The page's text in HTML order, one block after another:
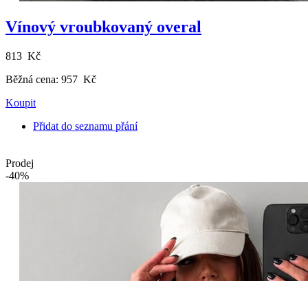
Vínový vroubkovaný overal
813 Kč
Běžná cena: 957 Kč
Koupit
Přidat do seznamu přání
Prodej
-40%